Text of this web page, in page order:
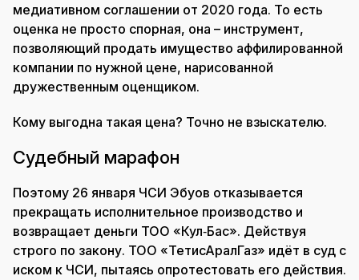
медиативном соглашении от 2020 года. То есть
оценка не просто спорная, она – инструмент,
позволяющий продать имущество аффилированной
компании по нужной цене, нарисованной
дружественным оценщиком.
Кому выгодна такая цена? Точно не взыскателю.
Судебный марафон
Поэтому 26 января ЧСИ Эбуов отказывается
прекращать исполнительное производство и
возвращает деньги ТОО «Кул‑Бас». Действуя
строго по закону. ТОО «ТетисАралГаз» идёт в суд с
иском к ЧСИ, пытаясь опротестовать его действия.